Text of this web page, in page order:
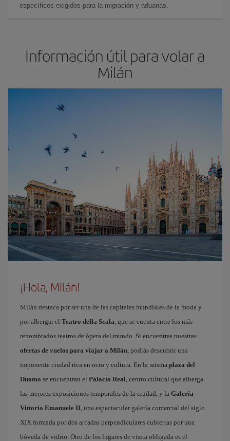
específicos exigidos para la migración y aduanas.
Información útil para volar a
Milán
¡Hola, Milán!
Milán destaca por ser una de las capitales mundiales de la moda y
por albergar el Teatro della Scala, que se cuenta entre los más
renombrados teatros de ópera del mundo. Si encuentras nuestras
ofertas de vuelos para viajar a Milán, podrás descubrir una
imponente ciudad rica en ocio y cultura. En la misma plaza del
Duomo se encuentran el Palacio Real, centro cultural que alberga
las mejores exposiciones temporales de la ciudad, y la Galería
Vittorio Emanuele II, una espectacular galería comercial del siglo
XIX formada por dos arcadas perpendiculares cubiertas por una
bóveda de vidrio. Otro de los lugares de visita obligada es el